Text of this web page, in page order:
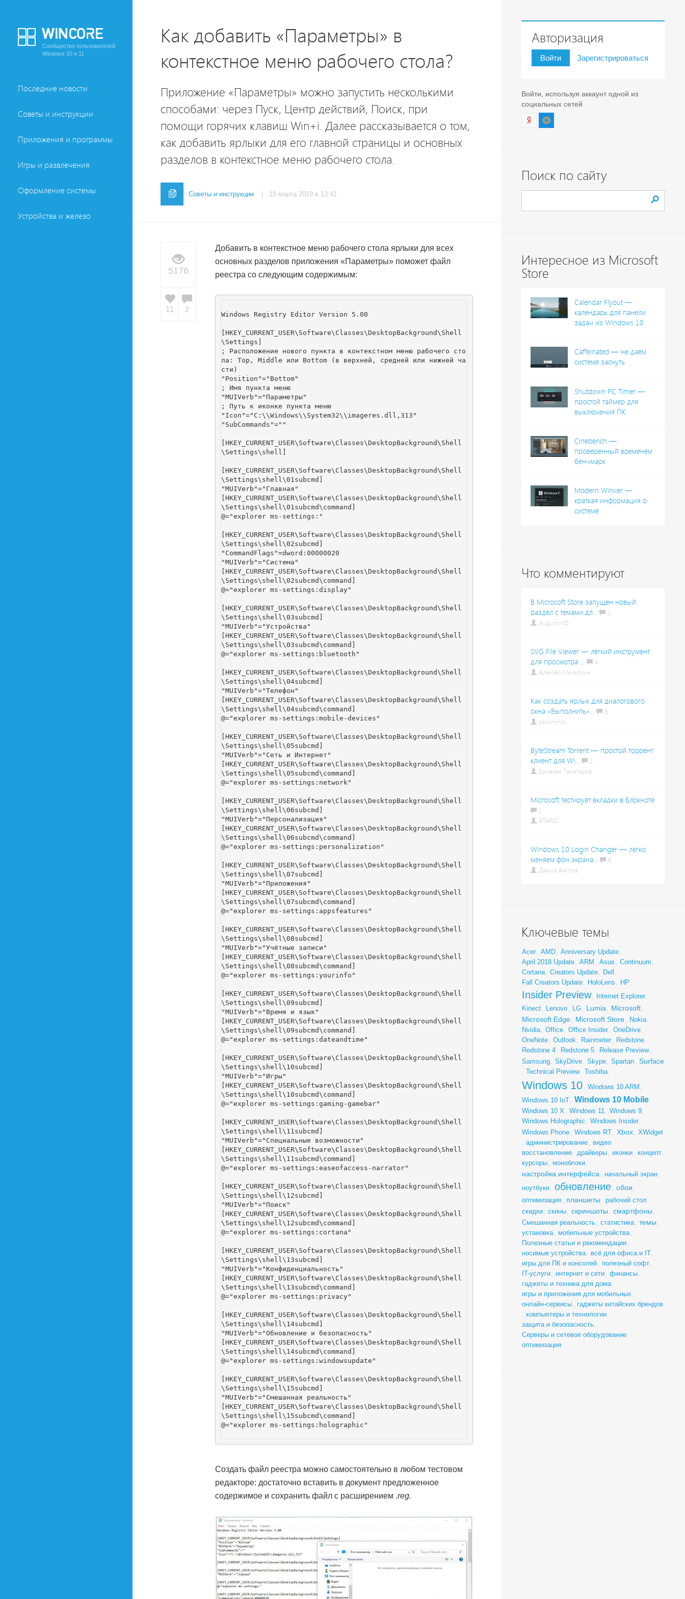
Сообщество пользователей
Windows 10 и 11
Последние новости
Советы и инструкции
Приложения и программы
Игры и развлечения
Оформление системы
Устройства и железо
Как добавить «Параметры» в
контекстное меню рабочего стола?
Приложение «Параметры» можно запустить несколькими
способами: через Пуск, Центр действий, Поиск, при
помощи горячих клавиш Win+i. Далее рассказывается о том,
как добавить ярлыки для его главной страницы и основных
разделов в контекстное меню рабочего стола.
Советы и инструкции | 18 марта 2019 в 13:41
5176
11 2
Добавить в контекстное меню рабочего стола ярлыки для всех
основных разделов приложения «Параметры» поможет файл
реестра со следующим содержимым:
Windows Registry Editor Version 5.00
[HKEY_CURRENT_USER\Software\Classes\DesktopBackground\Shell
\Settings]
; Расположение нового пункта в контекстном меню рабочего сто
ла: Top, Middle или Bottom (в верхней, средней или нижней ча
сти)
"Position"="Bottom"
; Имя пункта меню
"MUIVerb"="Параметры"
; Путь к иконке пункта меню
"Icon"="C:\\Windows\\System32\\imageres.dll,313"
"SubCommands"=""
[HKEY_CURRENT_USER\Software\Classes\DesktopBackground\Shell
\Settings\shell]
[HKEY_CURRENT_USER\Software\Classes\DesktopBackground\Shell
\Settings\shell\01subcmd]
"MUIVerb"="Главная"
[HKEY_CURRENT_USER\Software\Classes\DesktopBackground\Shell
\Settings\shell\01subcmd\command]
@="explorer ms-settings:"
[HKEY_CURRENT_USER\Software\Classes\DesktopBackground\Shell
\Settings\shell\02subcmd]
"CommandFlags"=dword:00000020
"MUIVerb"="Система"
[HKEY_CURRENT_USER\Software\Classes\DesktopBackground\Shell
\Settings\shell\02subcmd\command]
@="explorer ms-settings:display"
[HKEY_CURRENT_USER\Software\Classes\DesktopBackground\Shell
\Settings\shell\03subcmd]
"MUIVerb"="Устройства"
[HKEY_CURRENT_USER\Software\Classes\DesktopBackground\Shell
\Settings\shell\03subcmd\command]
@="explorer ms-settings:bluetooth"
[HKEY_CURRENT_USER\Software\Classes\DesktopBackground\Shell
\Settings\shell\04subcmd]
"MUIVerb"="Телефон"
[HKEY_CURRENT_USER\Software\Classes\DesktopBackground\Shell
\Settings\shell\04subcmd\command]
@="explorer ms-settings:mobile-devices"
[HKEY_CURRENT_USER\Software\Classes\DesktopBackground\Shell
\Settings\shell\05subcmd]
"MUIVerb"="Сеть и Интернет"
[HKEY_CURRENT_USER\Software\Classes\DesktopBackground\Shell
\Settings\shell\05subcmd\command]
@="explorer ms-settings:network"
[HKEY_CURRENT_USER\Software\Classes\DesktopBackground\Shell
\Settings\shell\06subcmd]
"MUIVerb"="Персонализация"
[HKEY_CURRENT_USER\Software\Classes\DesktopBackground\Shell
\Settings\shell\06subcmd\command]
@="explorer ms-settings:personalization"
[HKEY_CURRENT_USER\Software\Classes\DesktopBackground\Shell
\Settings\shell\07subcmd]
"MUIVerb"="Приложения"
[HKEY_CURRENT_USER\Software\Classes\DesktopBackground\Shell
\Settings\shell\07subcmd\command]
@="explorer ms-settings:appsfeatures"
[HKEY_CURRENT_USER\Software\Classes\DesktopBackground\Shell
\Settings\shell\08subcmd]
"MUIVerb"="Учётные записи"
[HKEY_CURRENT_USER\Software\Classes\DesktopBackground\Shell
\Settings\shell\08subcmd\command]
@="explorer ms-settings:yourinfo"
[HKEY_CURRENT_USER\Software\Classes\DesktopBackground\Shell
\Settings\shell\09subcmd]
"MUIVerb"="Время и язык"
[HKEY_CURRENT_USER\Software\Classes\DesktopBackground\Shell
\Settings\shell\09subcmd\command]
@="explorer ms-settings:dateandtime"
[HKEY_CURRENT_USER\Software\Classes\DesktopBackground\Shell
\Settings\shell\10subcmd]
"MUIVerb"="Игры"
[HKEY_CURRENT_USER\Software\Classes\DesktopBackground\Shell
\Settings\shell\10subcmd\command]
@="explorer ms-settings:gaming-gamebar"
[HKEY_CURRENT_USER\Software\Classes\DesktopBackground\Shell
\Settings\shell\11subcmd]
"MUIVerb"="Специальные возможности"
[HKEY_CURRENT_USER\Software\Classes\DesktopBackground\Shell
\Settings\shell\11subcmd\command]
@="explorer ms-settings:easeofaccess-narrator"
[HKEY_CURRENT_USER\Software\Classes\DesktopBackground\Shell
\Settings\shell\12subcmd]
"MUIVerb"="Поиск"
[HKEY_CURRENT_USER\Software\Classes\DesktopBackground\Shell
\Settings\shell\12subcmd\command]
@="explorer ms-settings:cortana"
[HKEY_CURRENT_USER\Software\Classes\DesktopBackground\Shell
\Settings\shell\13subcmd]
"MUIVerb"="Конфиденциальность"
[HKEY_CURRENT_USER\Software\Classes\DesktopBackground\Shell
\Settings\shell\13subcmd\command]
@="explorer ms-settings:privacy"
[HKEY_CURRENT_USER\Software\Classes\DesktopBackground\Shell
\Settings\shell\14subcmd]
"MUIVerb"="Обновление и безопасность"
[HKEY_CURRENT_USER\Software\Classes\DesktopBackground\Shell
\Settings\shell\14subcmd\command]
@="explorer ms-settings:windowsupdate"
[HKEY_CURRENT_USER\Software\Classes\DesktopBackground\Shell
\Settings\shell\15subcmd]
"MUIVerb"="Смешанная реальность"
[HKEY_CURRENT_USER\Software\Classes\DesktopBackground\Shell
\Settings\shell\15subcmd\command]
@="explorer ms-settings:holographic"
Создать файл реестра можно самостоятельно в любом тестовом
редакторе: достаточно вставить в документ предложенное
содержимое и сохранить файл с расширением.reg.
Авторизация
Войти Зарегистрироваться
Войти, используя аккаунт одной из
социальных сетей
Поиск по сайту
Интересное из Microsoft
Store
Calendar Flyout —
календарь для панели
задач из Windows 10
Caffeinated — не даём
системе заснуть
Shutdown PC Timer —
простой таймер для
выключения ПК
Cinebench —
проверенный временем
бенчмарк
Modern Winver —
краткая информация о
системе
Что комментируют
В Microsoft Store запущен новый
раздел с темами дл...
1
Avgustin85
SVG File Viewer — лёгкий инструмент
для просмотра ...
4
Алексей Михайлин
Как создать ярлык для диалогового
окна «Выполнить»...
6
oblominsk
ByteStream Torrent — простой торрент
клиент для Wi...
1
Ермахан Танатаров
Microsoft тестирует вкладки в Блокноте
1
ATARIG
Windows 10 Login Changer — легко
меняем фон экрана...
6
Дамир Аюпов
Ключевые темы
Acer, AMD, Anniversary Update,
April 2018 Update, ARM , Asus , Continuum ,
Cortana, Creators Update, Dell ,
Fall Creators Update, HoloLens , HP ,
Insider Preview, Internet Explorer,
Kinect, Lenovo, LG, Lumia, Microsoft,
Microsoft Edge, Microsoft Store, Nokia,
Nvidia, Office, Office Insider, OneDrive,
OneNote, Outlook, Rainmeter, Redstone,
Redstone 4, Redstone 5, Release Preview,
Samsung, SkyDrive, Skype, Spartan, Surface
, Technical Preview, Toshiba,
Windows 10, Windows 10 ARM ,
Windows 10 IoT, Windows 10 Mobile,
Windows 10 X, Windows 11, Windows 9,
Windows Holographic , Windows Insider,
Windows Phone, Windows RT, Xbox, XWidget
, администрирование, видео,
восстановление, драйверы, иконки, концепт,
курсоры, моноблоки,
настройка интерфейса, начальный экран,
ноутбуки, обновление, обои ,
оптимизация, планшеты , рабочий стол ,
скидки, скины, скриншоты , смартфоны ,
Смешанная реальность, статистика, темы ,
установка, мобильные устройства,
Полезные статьи и рекомендации,
носимые устройства, всё для офиса и IT,
игры для ПК и консолей, полезный софт,
IT-услуги, интернет и сети, финансы,
гаджеты и техника для дома,
игры и приложения для мобильных ,
онлайн-сервисы, гаджеты китайских брендов
, компьютеры и технологии,
защита и безопасность,
Серверы и сетевое оборудование,
оптимизация